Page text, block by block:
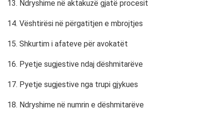
13. Ndryshime në aktakuzë gjatë procesit
14. Vështirësi në përgatitjen e mbrojtjes
15. Shkurtim i afateve për avokatët
16. Pyetje sugjestive ndaj dëshmitarëve
17. Pyetje sugjestive nga trupi gjykues
18. Ndryshime në numrin e dëshmitarëve